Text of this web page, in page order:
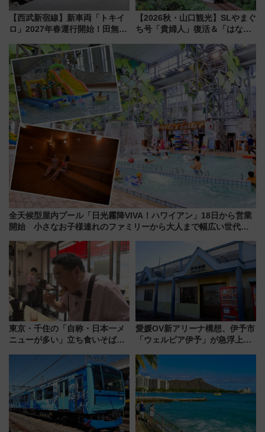
【西武新宿線】新車両「トキイ
ロ」2027年春運行開始！田無・
「第2弾」も
【2026秋・山口観光】SLやまぐ
ち号「貴婦人」復活＆「はなあ
注目観光列車まとめ きっぷの取
り方は？
全天候型屋内プール「日光霧降VIVA！ハワイアン」18日から営業
開始 小さなお子様連れのファミリーから大人まで幅広い世代が
東京・千住の「自称・日本一メ
ニューが多い」立ち食いそば屋
地のふらっと立ち食いそば』
7/27夜10時～放送
愛媛OV新アリーナ構想、伊予市
「ウェルピア伊予」が急浮上！
で探る鉄道アクセスの未来